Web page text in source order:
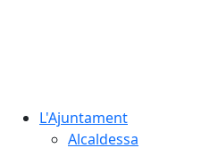
L'Ajuntament
Alcaldessa